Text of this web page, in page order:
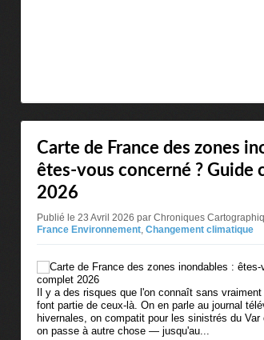
Carte de France des zones
êtes-vous concerné ? Guide
2026
Publié le 23 Avril 2026 par Chroniques
France Environnement, Changement climatique
Il y a des risques que l'on connaît sans
font partie de ceux-là. On en parle au journal
hivernales, on compatit pour les sinistrés du
on passe à autre chose — jusqu'au...